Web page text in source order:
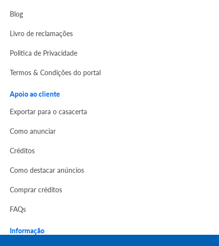
Blog
Livro de reclamações
Politica de Privacidade
Termos & Condições do portal
Apoio ao cliente
Exportar para o casacerta
Como anunciar
Créditos
Como destacar anúncios
Comprar créditos
FAQs
Informação